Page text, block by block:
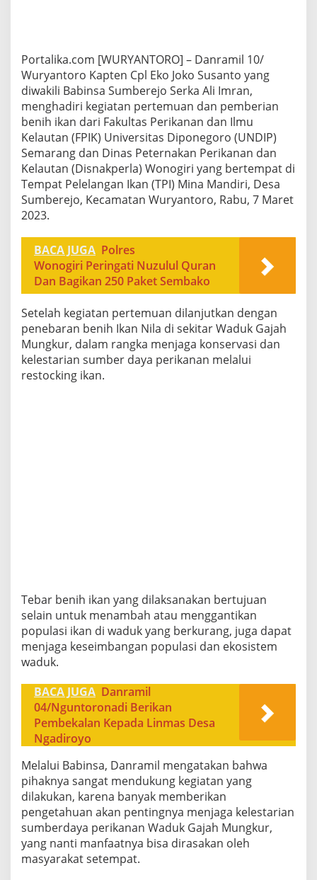
Portalika.com [WURYANTORO] – Danramil 10/
Wuryantoro Kapten Cpl Eko Joko Susanto yang
diwakili Babinsa Sumberejo Serka Ali Imran,
menghadiri kegiatan pertemuan dan pemberian
benih ikan dari Fakultas Perikanan dan Ilmu
Kelautan (FPIK) Universitas Diponegoro (UNDIP)
Semarang dan Dinas Peternakan Perikanan dan
Kelautan (Disnakperla) Wonogiri yang bertempat di
Tempat Pelelangan Ikan (TPI) Mina Mandiri, Desa
Sumberejo, Kecamatan Wuryantoro, Rabu, 7 Maret
2023.
BACA JUGA Polres
Wonogiri Peringati Nuzulul Quran
Dan Bagikan 250 Paket Sembako
Setelah kegiatan pertemuan dilanjutkan dengan
penebaran benih Ikan Nila di sekitar Waduk Gajah
Mungkur, dalam rangka menjaga konservasi dan
kelestarian sumber daya perikanan melalui
restocking ikan.
Tebar benih ikan yang dilaksanakan bertujuan
selain untuk menambah atau menggantikan
populasi ikan di waduk yang berkurang, juga dapat
menjaga keseimbangan populasi dan ekosistem
waduk.
BACA JUGA Danramil
04/Nguntoronadi Berikan
Pembekalan Kepada Linmas Desa
Ngadiroyo
Melalui Babinsa, Danramil mengatakan bahwa
pihaknya sangat mendukung kegiatan yang
dilakukan, karena banyak memberikan
pengetahuan akan pentingnya menjaga kelestarian
sumberdaya perikanan Waduk Gajah Mungkur,
yang nanti manfaatnya bisa dirasakan oleh
masyarakat setempat.